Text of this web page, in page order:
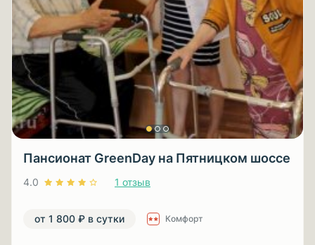
Пансионат GreenDay на Пятницком шоссе
4.0 1 отзыв
от 1 800 ₽ в сутки Комфорт